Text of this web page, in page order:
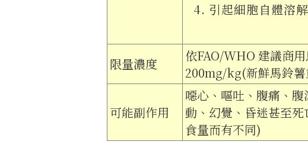
引起細胞自體溶
限量濃度
依FAO/WHO 建議商
200mg/kg(新鮮馬鈴
可能副作用
噁心、嘔吐、腹痛、
動、幻覺、昏迷甚至
食量而有不同)